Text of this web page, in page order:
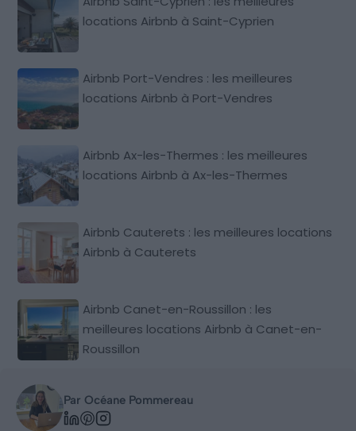
locations Airbnb à Saint-Cyprien
Airbnb Port-Vendres : les meilleures
locations Airbnb à Port-Vendres
Airbnb Ax-les-Thermes : les meilleures
locations Airbnb à Ax-les-Thermes
Airbnb Cauterets : les meilleures locations
Airbnb à Cauterets
Airbnb Canet-en-Roussillon : les
meilleures locations Airbnb à Canet-en-
Roussillon
Par Océane Pommereau